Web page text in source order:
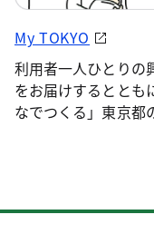
My TOKYO
利用者一人ひとりの
をお届けするととも
なでつくる」東京都